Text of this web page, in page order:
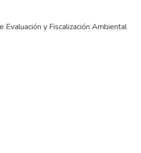
Evaluación y Fiscalización Ambiental